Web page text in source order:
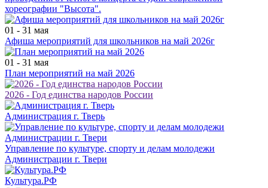
хореографии "Высота".
01 - 31 мая
Афиша мероприятий для школьников на май 2026г
01 - 31 мая
План мероприятий на май 2026
2026 - Год единства народов России
Администрация г. Тверь
Управление по культуре, спорту и делам молодежи
Администрации г. Твери
Культура.РФ